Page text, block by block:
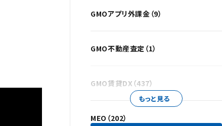
GMOアプリ外課金（9）
GMO不動産査定（1）
GMO賃貸DX（437）
MEO（202）
もっと見る